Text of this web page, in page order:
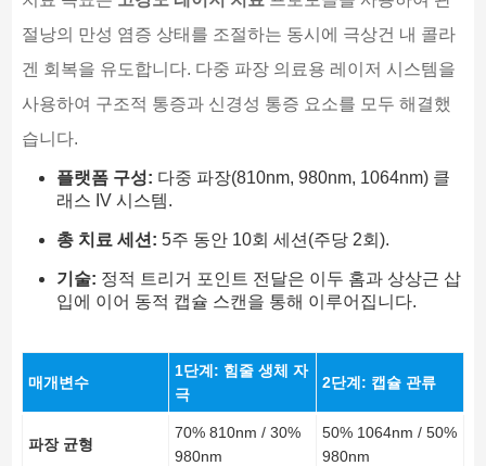
절낭의 만성 염증 상태를 조절하는 동시에 극상건 내 콜라
겐 회복을 유도합니다. 다중 파장 의료용 레이저 시스템을
사용하여 구조적 통증과 신경성 통증 요소를 모두 해결했
습니다.
플랫폼 구성: 다중 파장(810nm, 980nm, 1064nm) 클
래스 IV 시스템.
총 치료 세션: 5주 동안 10회 세션(주당 2회).
기술: 정적 트리거 포인트 전달은 이두 홈과 상상근 삽
입에 이어 동적 캡슐 스캔을 통해 이루어집니다.
매개변수
1단계: 힘줄 생체 자
극
2단계: 캡슐 관류
파장 균형
70% 810nm / 30%
980nm
50% 1064nm / 50%
980nm